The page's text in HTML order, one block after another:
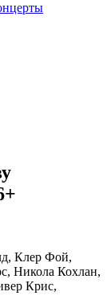
Клер Фой,
Никола Кохлан,
Крис,